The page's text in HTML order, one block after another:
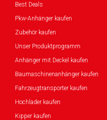
Best Deals
Pkw-Anhänger kaufen
Zubehör kaufen
Unser Produktprogramm
Anhänger mit Deckel kaufen
Baumaschinenanhänger kaufen
Fahrzeugtransporter kaufen
Hochlader kaufen
Kipper kaufen